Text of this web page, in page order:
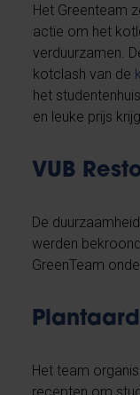
Het Greenteam
actie om het
verduurzamen.
kotclash van de
het
en leuke prijs
VUB
De
werden
GreenTeam
Het team